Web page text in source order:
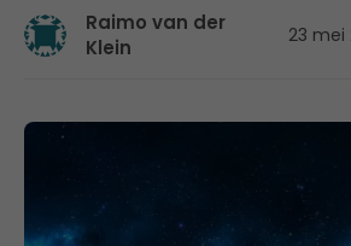
Raimo van der
Klein
23 mei